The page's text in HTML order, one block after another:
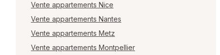
Vente appartements Nice
Vente appartements Nantes
Vente appartements Metz
Vente appartements Montpellier